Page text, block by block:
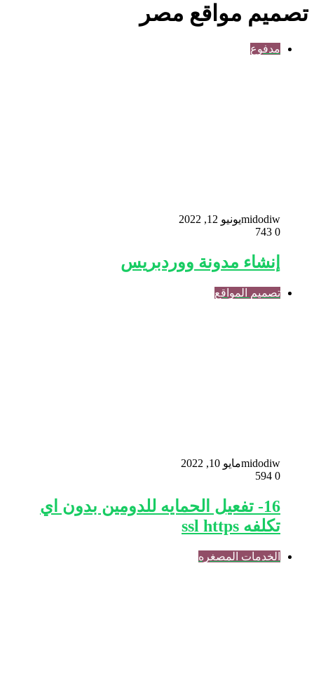
تصميم مواقع مصر
مدفوع
midodiwيونيو 12, 2022
0
إنشاء مدونة ووردبريس
تصميم المواقع
midodiwمايو 10, 2022
0
16- تفعيل الحمايه للدومين بدون اي
تكلفه ssl https
الخدمات المصغره